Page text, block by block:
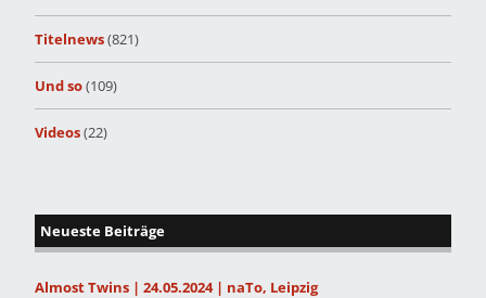
Titelnews(821)
Und so(109)
Videos(22)
Neueste Beiträge
Almost Twins | 24.05.2024 | naTo, Leipzig